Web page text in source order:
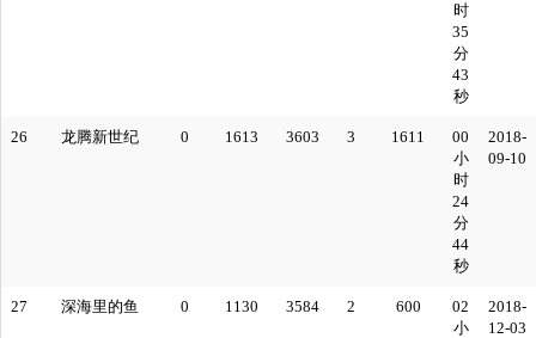
时
35
分
43
秒
26 龙腾新世纪 0 1613 3603 3 1611
00
小
时
24
分
44
秒
2018-
09-10
27 深海里的鱼 0 1130 3584 2 600
02
小
2018-
12-03